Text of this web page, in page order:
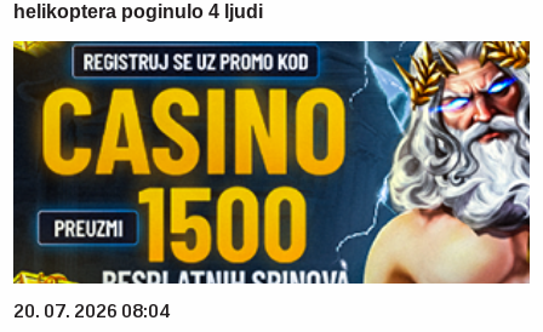
helikoptera poginulo 4 ljudi
20. 07. 2026 08:04